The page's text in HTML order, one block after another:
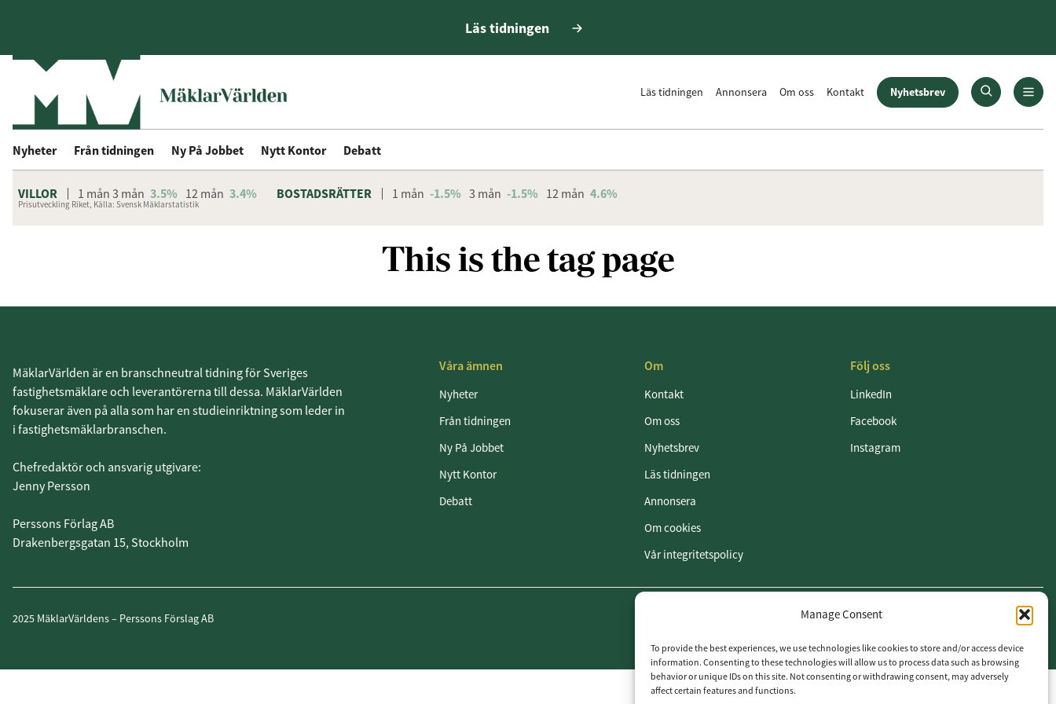
Manage Consent
To provide the best experiences, we use technologies like cookies to store and/or access device
information. Consenting to these technologies will allow us to process data such as browsing
behavior or unique IDs on this site. Not consenting or withdrawing consent, may adversely
affect certain features and functions.
Läs tidningen
Läs tidningen Annonsera Om oss Kontakt Nyhetsbrev
Nyheter Från tidningen Ny På Jobbet Nytt Kontor Debatt
VILLOR 1 mån 3 mån 3.5% 12 mån 3.4% BOSTADSRÄTTER 1 mån -1.5% 3 mån -1.5% 12 mån 4.6%
Prisutveckling Riket, Källa: Svensk Mäklarstatistik
This is the tag page
MäklarVärlden är en branschneutral tidning för Sveriges
fastighetsmäklare och leverantörerna till dessa. MäklarVärlden
fokuserar även på alla som har en studieinriktning som leder in
i fastighetsmäklarbranschen.
Chefredaktör och ansvarig utgivare:
Jenny Persson
Perssons Förlag AB
Drakenbergsgatan 15, Stockholm
Våra ämnen
Nyheter
Från tidningen
Ny På Jobbet
Nytt Kontor
Debatt
Om
Kontakt
Om oss
Nyhetsbrev
Läs tidningen
Annonsera
Om cookies
Vår integritetspolicy
Följ oss
LinkedIn
Facebook
Instagram
2025 MäklarVärldens – Perssons Förslag AB